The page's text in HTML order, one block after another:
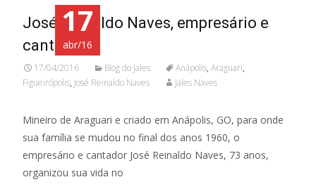
17
abr/16
José Reinaldo Naves, empresário e
cantor
17/04/2016 Blog do Jales Anápolis, Araguari,
Figueirópolis, José Reinaldo Naves Jales Naves
Mineiro de Araguari e criado em Anápolis, GO, para onde
sua família se mudou no final dos anos 1960, o
empresário e cantador José Reinaldo Naves, 73 anos,
organizou sua vida no